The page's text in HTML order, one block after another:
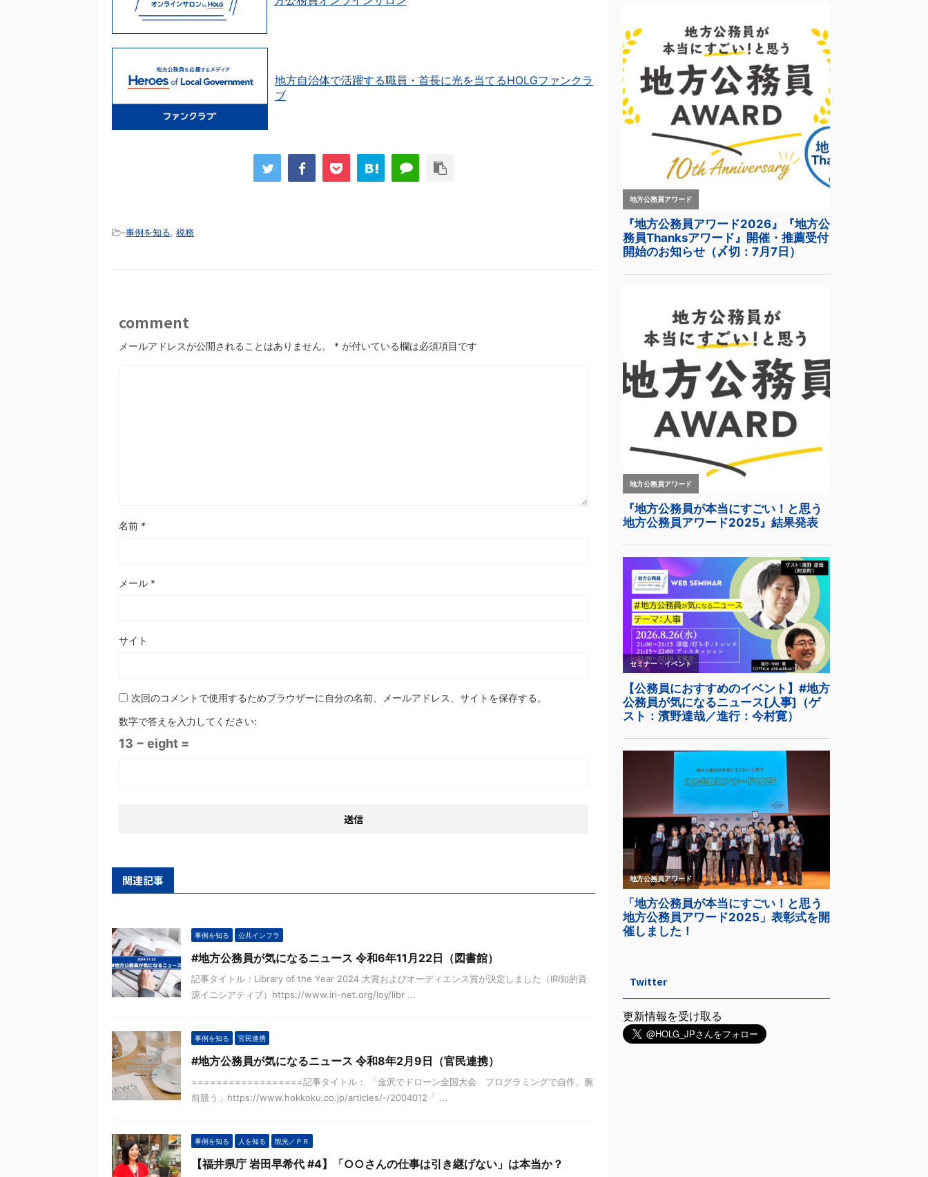
地方自治体で活躍する職員・首長に光を当てるHOLGファンクラ
ブ
-事例を知る 税務
comment
メールアドレスが公開されることはありません。 * が付いている欄は必須項目です
名前 *
メール *
サイト
次回のコメントで使用するためブラウザーに自分の名前、メールアドレス、サイトを保存する。
数字で答えを入力してください:
13 − eight =
関連記事
事例を知る 公共インフラ
#地方公務員が気になるニュース 令和6年11月22日（図書館）
記事タイトル：Library of the Year 2024 大賞およびオーディエンス賞が決定しました（IRI知的資
源イニシアティブ）https://www.iri-net.org/loy/libr ...
事例を知る 官民連携
#地方公務員が気になるニュース 令和8年2月9日（官民連携）
==================記事タイトル： 「金沢でドローン全国大会 プログラミングで自作、腕
前競う」https://www.hokkoku.co.jp/articles/-/2004012「 ...
事例を知る 人を知る 観光／ＰＲ
【福井県庁 岩田早希代 #4】「○○さんの仕事は引き継げない」は本当か？
Twitter
更新情報を受け取る